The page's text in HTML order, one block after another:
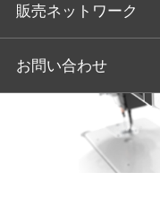
販売ネットワーク
お問い合わせ